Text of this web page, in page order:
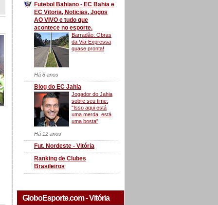
Futebol Bahiano - EC Bahia e
EC Vitoria, Noticias, Jogos
AO VIVO e tudo que
acontece no esporte.
Barradão: Obras
da Via-Expressa
quase pronta!
Há 8 anos
Blog do EC Jahia
Jogador do Jahia
sobre seu time:
"Isso aqui está
uma merda, está
uma bosta"
Há 12 anos
Fut. Nordeste - Vitória
Ranking de Clubes
Brasileiros
GloboEsporte.com - Vitória